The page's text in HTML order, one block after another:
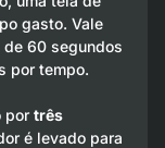
gasto. Vale
de 60 segundos
por tempo.
por três
é levado para